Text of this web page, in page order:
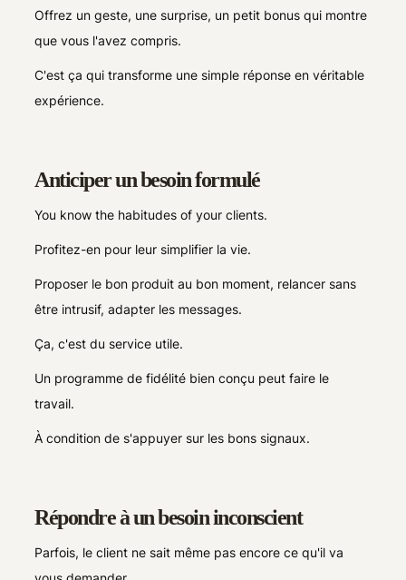
Offrez un geste, une surprise, un petit bonus qui montre
que vous l'avez compris.
C'est ça qui transforme une simple réponse en véritable
expérience.
Anticiper un besoin formulé
You know the habitudes of your clients.
Profitez-en pour leur simplifier la vie.
Proposer le bon produit au bon moment, relancer sans
être intrusif, adapter les messages.
Ça, c'est du service utile.
Un programme de fidélité bien conçu peut faire le
travail.
À condition de s'appuyer sur les bons signaux.
Répondre à un besoin inconscient
Parfois, le client ne sait même pas encore ce qu'il va